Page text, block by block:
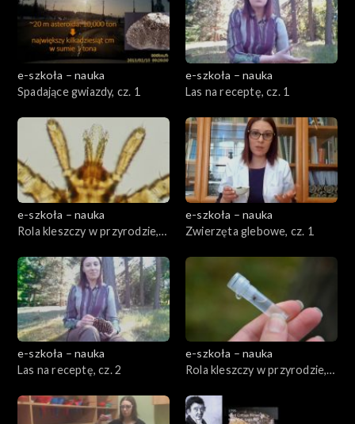
e-szkoła – nauka
Spadające gwiazdy, cz. 1
e-szkoła – nauka
Las na receptę, cz. 1
e-szkoła – nauka
Rola kleszczy w przyrodzie,
e-szkoła – nauka
Zwierzęta glebowe, cz. 1
e-szkoła – nauka
Las na receptę, cz. 2
e-szkoła – nauka
Rola kleszczy w przyrodzie,